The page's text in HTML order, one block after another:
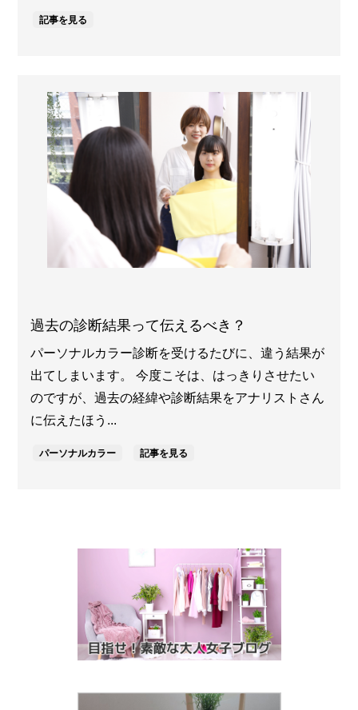
記事を見る
過去の診断結果って伝えるべき？
パーソナルカラー診断を受けるたびに、違う結果が
出てしまいます。 今度こそは、はっきりさせたい
のですが、過去の経緯や診断結果をアナリストさん
に伝えたほう...
パーソナルカラー 記事を見る